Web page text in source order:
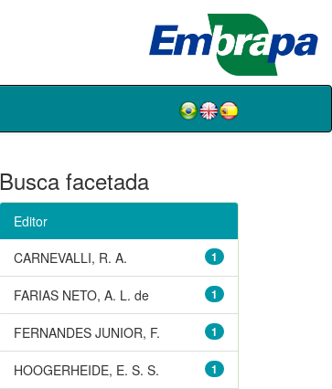
Busca facetada
Editor
1
CARNEVALLI, R. A.
1
FARIAS NETO, A. L. de
1
FERNANDES JUNIOR, F.
1
HOOGERHEIDE, E. S. S.